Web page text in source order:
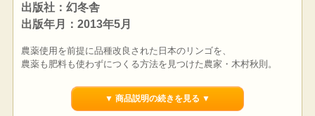
出版社：幻冬舎
出版年月：2013年5月
農薬使用を前提に品種改良された日本のリンゴを、
農薬も肥料も使わずにつくる方法を見つけた農家・木村秋則。
伸び放題の草にすみ着く多種多様な昆虫類が害虫の大量発生を抑
▼ 商品説明の続きを見る ▼